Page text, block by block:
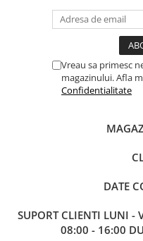
Star Wars figurine
Friday The 13th
Dragon Ball
Vreau sa primesc
magazinului. Afla
Confidentialitate
DATE
SUPORT CLIENTI LUNI -
08:00 - 16:00